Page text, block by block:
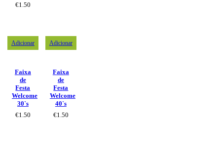
€1.50
Adicionar
Faixa
de
Festa
Welcome
30`s
€1.50
Adicionar
Faixa
de
Festa
Welcome
40`s
€1.50